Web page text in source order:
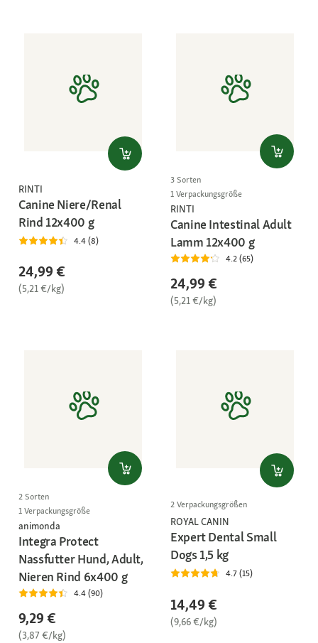
RINTI
Canine Niere/Renal
Rind 12x400 g
4.4 (8)
24,99 €
(5,21 €/kg)
3 Sorten
1 Verpackungsgröße
RINTI
Canine Intestinal Adult
Lamm 12x400 g
4.2 (65)
24,99 €
(5,21 €/kg)
2 Sorten
1 Verpackungsgröße
animonda
Integra Protect
Nassfutter Hund, Adult,
Nieren Rind 6x400 g
4.4 (90)
9,29 €
(3,87 €/kg)
2 Verpackungsgrößen
ROYAL CANIN
Expert Dental Small
Dogs 1,5 kg
4.7 (15)
14,49 €
(9,66 €/kg)